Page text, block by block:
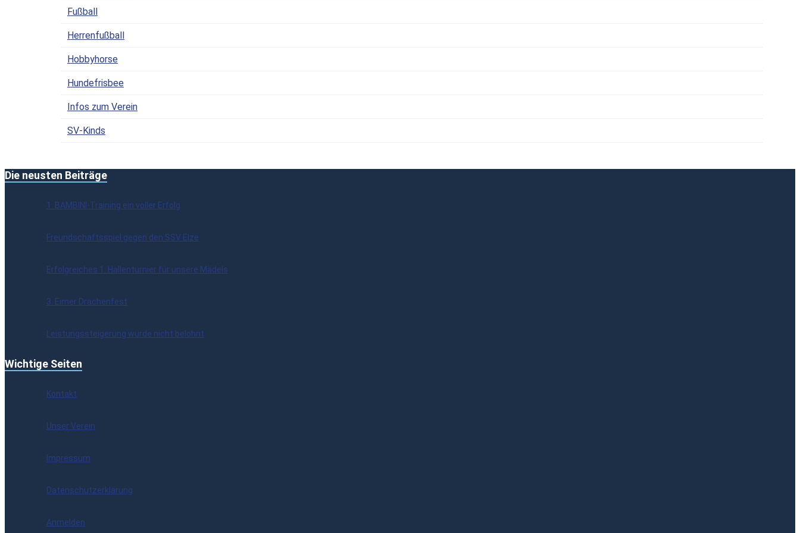
Fußball
Herrenfußball
Hobbyhorse
Hundefrisbee
Infos zum Verein
SV-Kinds
Die neusten Beiträge
1. BAMBINI-Training ein voller Erfolg
Freundschaftsspiel gegen den SSV Elze
Erfolgreiches 1. Hallenturnier für unsere Mädels
3. Eimer Drachenfest
Leistungssteigerung wurde nicht belohnt
Wichtige Seiten
Kontakt
Unser Verein
Impressum
Datenschutzerklärung
Anmelden